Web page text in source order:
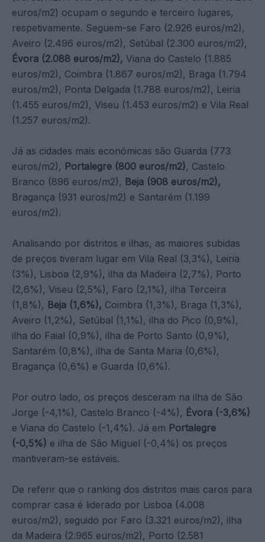
euros/m2) ocupam o segundo e terceiro lugares,
respetivamente. Seguem-se Faro (2.926 euros/m2),
Aveiro (2.496 euros/m2), Setúbal (2.300 euros/m2),
Évora (2.088 euros/m2), Viana do Castelo (1.885
euros/m2), Coimbra (1.867 euros/m2), Braga (1.794
euros/m2), Ponta Delgada (1.788 euros/m2), Leiria
(1.455 euros/m2), Viseu (1.453 euros/m2) e Vila Real
(1.257 euros/m2).
Já as cidades mais económicas são Guarda (773
euros/m2), Portalegre (800 euros/m2), Castelo
Branco (896 euros/m2), Beja (908 euros/m2),
Bragança (931 euros/m2) e Santarém (1.199
euros/m2).
Analisando por distritos e ilhas, as maiores subidas
de preços tiveram lugar em Vila Real (3,3%), Leiria
(3%), Lisboa (2,9%), ilha da Madeira (2,7%), Porto
(2,6%), Viseu (2,5%), Faro (2,1%), ilha Terceira
(1,8%), Beja (1,6%), Coimbra (1,3%), Braga (1,3%),
Aveiro (1,2%), Setúbal (1,1%), ilha do Pico (0,9%),
ilha do Faial (0,9%), ilha de Porto Santo (0,9%),
Santarém (0,8%), ilha de Santa Maria (0,6%),
Bragança (0,6%) e Guarda (0,6%).
Por outro lado, os preços desceram na ilha de São
Jorge (-4,1%), Castelo Branco (-4%), Évora (-3,6%)
e Viana do Castelo (-1,4%). Já em Portalegre
(-0,5%) e ilha de São Miguel (-0,4%) os preços
mantiveram-se estáveis.
De referir que o ranking dos distritos mais caros para
comprar casa é liderado por Lisboa (4.008
euros/m2), seguido por Faro (3.321 euros/m2), ilha
da Madeira (2.965 euros/m2), Porto (2.581